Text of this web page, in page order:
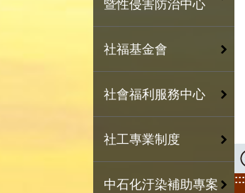
暨性侵害防治中心
社福基金會
社會福利服務中心
社工專業制度
中石化汙染補助專案 :::